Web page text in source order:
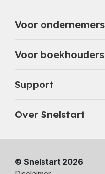
Voor ondernemers
Voor boekhouders
Support
Over Snelstart
© Snelstart 2026